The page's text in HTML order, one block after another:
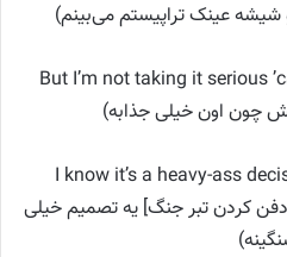
عینک تراپیستم می‌بینم)
But I’m not taking it serious
چون اون خیلی جذابه)
I know it’s a heavy-ass
کردن تبر جنگ] یه تصمیم خیلی